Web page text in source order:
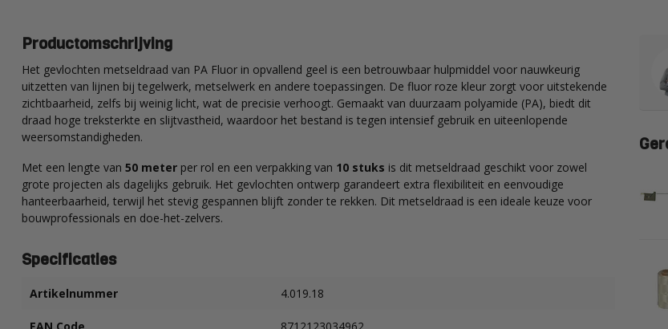
Productomschrijving
Het gevlochten metseldraad van PA Fluor in opvallend geel is een betrouwbaar hulpmiddel voor nauwkeurig
uitzetten van lijnen bij tegelwerk, metselwerk en andere toepassingen. De fluor roze kleur zorgt voor uitstekende
zichtbaarheid, zelfs bij weinig licht, wat de precisie verhoogt. Gemaakt van duurzaam polyamide (PA), biedt dit
draad hoge treksterkte en slijtvastheid, waardoor het bestand is tegen intensief gebruik en uiteenlopende
weersomstandigheden.
Met een lengte van 50 meter per rol en een verpakking van 10 stuks is dit metseldraad geschikt voor zowel
grote projecten als dagelijks gebruik. Het gevlochten ontwerp garandeert extra flexibiliteit en eenvoudige
hanteerbaarheid, terwijl het stevig gespannen blijft zonder te rekken. Dit metseldraad is een ideale keuze voor
bouwprofessionals en doe-het-zelvers.
Specificaties
Artikelnummer 4.019.18